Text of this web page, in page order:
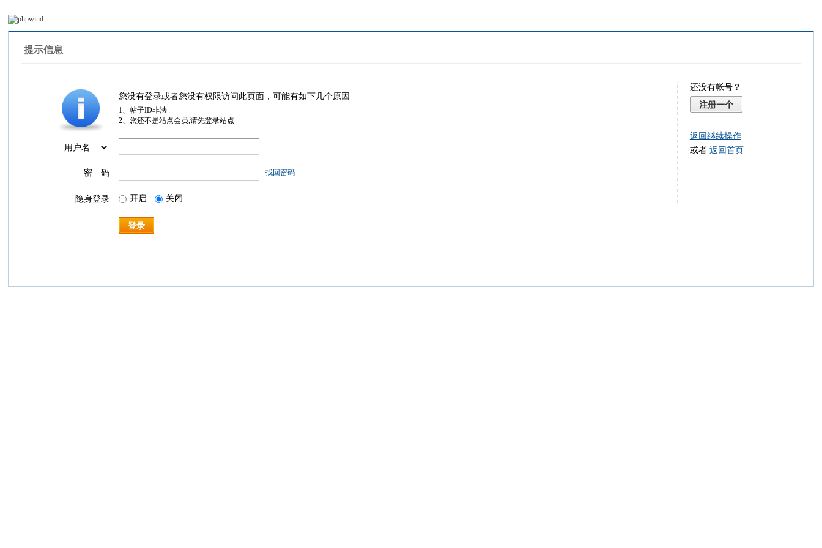
提示信息
您没有登录或者您没有权限访问此页面，可能有如下几个原因
1、帖子ID非法
2、您还不是站点会员,请先登录站点
密 码 找回密码
隐身登录 开启 关闭
登录
还没有帐号？
注册一个
返回继续操作
或者 返回首页